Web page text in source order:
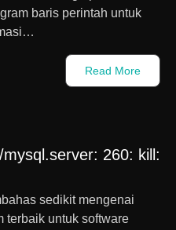
baris perintah untuk
Read More
260: kill:
sedikit mengenai
terbaik untuk software